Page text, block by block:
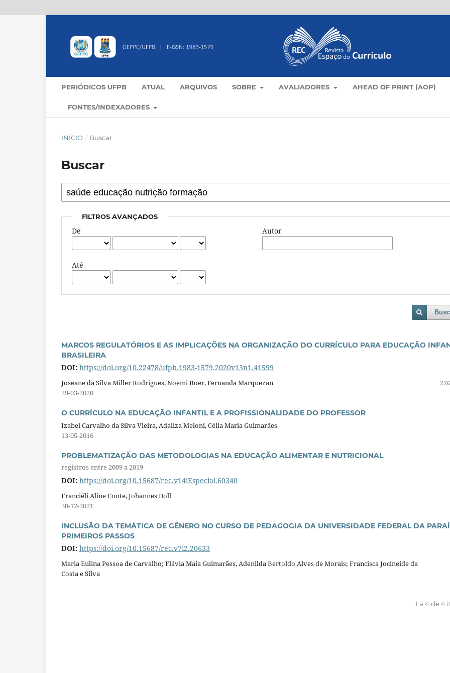
PERIÓDICOS UFPB ATUAL ARQUIVOS SOBRE AVALIADORES AHEAD OF PRINT (AOP)
FONTES/INDEXADORES
INÍCIO / Buscar
Buscar
FILTROS AVANÇADOS
De
Até
Autor
MARCOS REGULATÓRIOS E AS IMPLICAÇÕES NA ORGANIZAÇÃO DO CURRÍCULO PARA EDUCAÇÃO
BRASILEIRA
DOI: https://doi.org/10.22478/ufpb.1983-1579.2020v13n1.41599
Joseane da Silva Miller Rodrigues, Noemi Boer, Fernanda Marquezan
29-03-2020
O CURRÍCULO NA EDUCAÇÃO INFANTIL E A PROFISSIONALIDADE DO PROFESSOR
Izabel Carvalho da Silva Vieira, Adaliza Meloni, Célia Maria Guimarães
13-05-2016
PROBLEMATIZAÇÃO DAS METODOLOGIAS NA EDUCAÇÃO ALIMENTAR E NUTRICIONAL
registros entre 2009 a 2019
DOI: https://doi.org/10.15687/rec.v14iEspecial.60340
Franciéli Aline Conte, Johannes Doll
30-12-2021
INCLUSÃO DA TEMÁTICA DE GÊNERO NO CURSO DE PEDAGOGIA DA UNIVERSIDADE FEDERAL DA
PRIMEIROS PASSOS
DOI: https://doi.org/10.15687/rec.v7i2.20633
Maria Eulina Pessoa de Carvalho; Flávia Maia Guimarães, Adenilda Bertoldo Alves de Morais; Francisca Jocineide da
Costa e Silva
1 a 4 de 4